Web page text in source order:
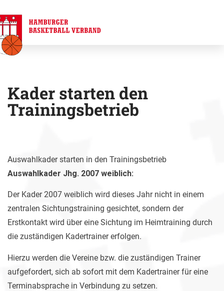
Kader starten den
Trainingsbetrieb
Auswahlkader starten in den Trainingsbetrieb
Auswahlkader Jhg. 2007 weiblich:
Der Kader 2007 weiblich wird dieses Jahr nicht in einem
zentralen Sichtungstraining gesichtet, sondern der
Erstkontakt wird über eine Sichtung im Heimtraining durch
die zuständigen Kadertrainer erfolgen.
Hierzu werden die Vereine bzw. die zuständigen Trainer
aufgefordert, sich ab sofort mit dem Kadertrainer für eine
Terminabsprache in Verbindung zu setzen.